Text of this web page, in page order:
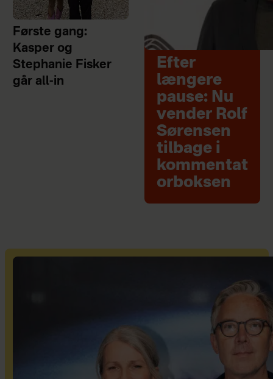
Første gang:
Kasper og
Stephanie Fisker
går all-in
Efter
længere
pause: Nu
vender Rolf
Sørensen
tilbage i
kommentat
orboksen